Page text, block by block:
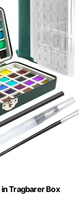
Tragbarer Box